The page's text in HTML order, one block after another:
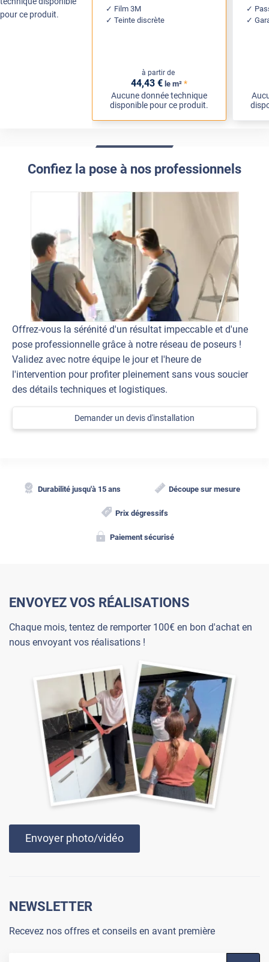
pour ce produit.
Film 3M
Teinte discrète
à partir de
44,43 € le m² *
Aucune donnée technique
disponible pour ce produit.
Confiez la pose à nos professionnels
Offrez-vous la sérénité d'un résultat impeccable et d'une
pose professionnelle grâce à notre réseau de poseurs !
Validez avec notre équipe le jour et l'heure de
l'intervention pour profiter pleinement sans vous soucier
des détails techniques et logistiques.
Demander un devis d'installation
Durabilité jusqu'à 15 ans Découpe sur mesure
Prix dégressifs
Paiement sécurisé
ENVOYEZ VOS RÉALISATIONS
Chaque mois, tentez de remporter 100€ en bon d'achat en
nous envoyant vos réalisations !
Envoyer photo/vidéo
NEWSLETTER
Recevez nos offres et conseils en avant première